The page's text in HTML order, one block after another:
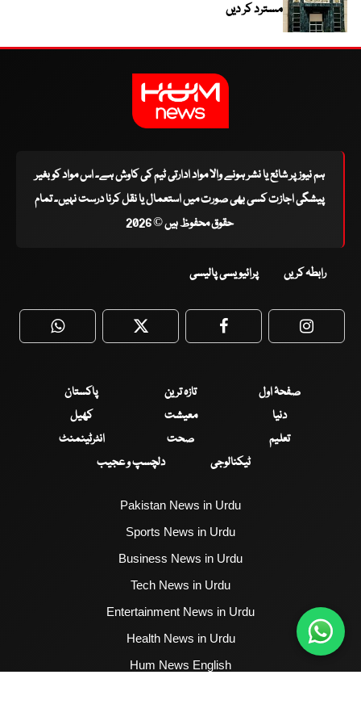
مسترد کر دیں
ہم نیوز پر شائع یا نشر ہونے والا مواد ادارتی ٹیم کی کاوش ہے۔ اس مواد کو بغیر
پیشگی اجازت کسی بھی صورت میں استعمال یا نقل کرنا درست نہیں۔ تمام
حقوق محفوظ ہیں © 2026
رابطہ کریں پرائیویسی پالیسی
WhatsApp Twitter Facebook
صفحۂ اول تازہ ترین
پاکستان
دنیا
معیشت
کھیل
تعلیم
صحت
انٹرٹینمنٹ
ٹیکنالوجی
دلچسپ و عجیب
Pakistan News in Urdu
Sports News in Urdu
Business News in Urdu
Tech News in Urdu
Entertainment News in Urdu
Health News in Urdu
Hum News English